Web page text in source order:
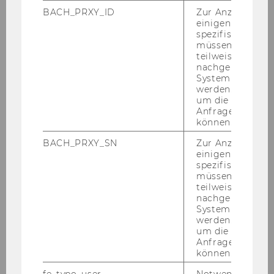
Ös­ter­rei­chi­scher Raiff­ei­sen­ver­band
Ös­ter­rei­chi­sche Raiff­ei­sen­ver­band (ÖRV)
ist Re­vi­si­ons­ver­band für seine Mit­glie­der und
ver­tritt die In­ter­es­sen der rund 1.400
Raiffeisen-​Genossenschaften na­tio­nal sowie
auf EU-​Ebene. Er un­ter­stützt zudem mit Ser­
vices und An­ge­bo­ten in den Be­rei­chen Be­ra­
tung, Bil­dung und Kom­mu­ni­ka­ti­on. Der ÖRV
setzt Im­pul­se für zu­kunfts­wei­sen­de ko­ope­ra­ti­
ve Lö­sun­gen und In­no­va­tio­nen im Sinne der
Idee Fried­rich Wil­helm Raiff­ei­sens. Ge­mein­sam
Landesrevisionsverbänden ist der ÖRV Trä­ger
der In­itia­ti­ve
ko­ope­rie­ren.at , die Grün­dungs­
BACH_PRXY_ID
Zur Anzeige von
einigen WU-
spezifischen
müssen
teilweise von
nachgelagerten
System
werden.
um die Antwort
Anfrage
können.
BACH_PRXY_SN
Zur Anzeige von
einigen WU-
spezifischen
müssen
teilweise von
nachgelagerten
System
werden.
um die Antwort
Anfrage
können.